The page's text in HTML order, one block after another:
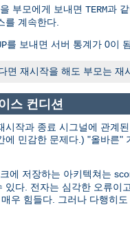
부모에게 보내면 TERM과
를 계속한다.
를 보내면 서버 통계가 0이
면 재시작을 해도 부모는
스 컨디션
작과 종료 시그널에 관계된
에 민감한 문제다.) "올바른
에 저장하는 아키텍쳐는
있다. 전자는 심각한 오류이
우 힘들다. 그러나 다행히